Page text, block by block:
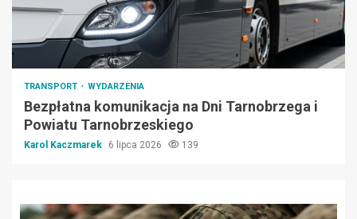
TRANSPORT WYDARZENIA
Bezpłatna komunikacja na Dni Tarnobrzega i
Powiatu Tarnobrzeskiego
Karol Kaczmarek 6 lipca 2026 139